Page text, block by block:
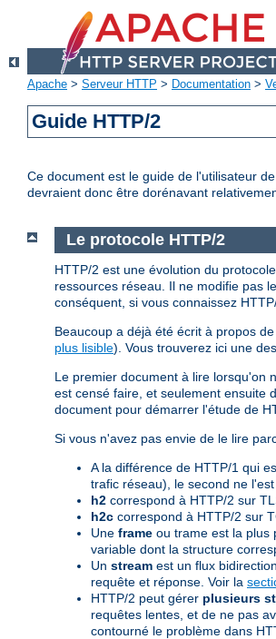
Apache > Serveur HTTP > Documentation >
Guide HTTP/2
Ce document est le guide de l'utilisateur
devraient donc être dorénavant
Le protocole HTTP/2
HTTP/2 est une évolution du
ressources réseau. Il ne modifie pas
conséquent, si vous connaissez
Beaucoup a déjà été écrit à propos
plus lisible). Vous trouverez ici une
Le premier document à lire lorsqu'on
est censé faire, et seulement ensuite
document pour démarrer l'étude de
Si vous n'avez pas envie de le lire
A la différence de HTTP/1 qui
trafic réseau), le second ne
h2 correspond à HTTP/2 sur
h2c correspond à HTTP/2 sur
Une frame ou trame est la plus
variable dont la structure
Un stream est un flux
requête et réponse. Voir la
HTTP/2 peut gérer plusieurs
requêtes lentes, et de ne pas
contourné le problème dans